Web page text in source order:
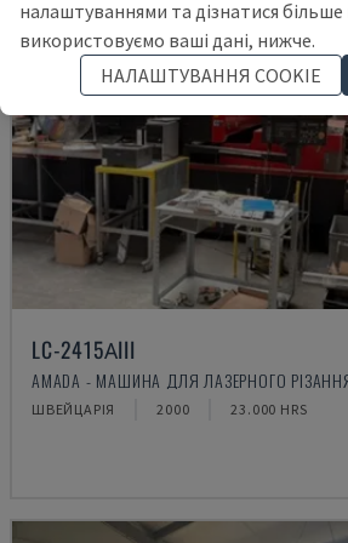
LC-2415ΑIII
AMADA - МАШИНА ДЛЯ ЛАЗЕРНОГО
ШВЕЙЦАРІЯ 2000 23.000 HRS
налаштуваннями та дізнатися
використовуємо ваші дані, нижче.
НАЛАШТУВАННЯ COOKIE